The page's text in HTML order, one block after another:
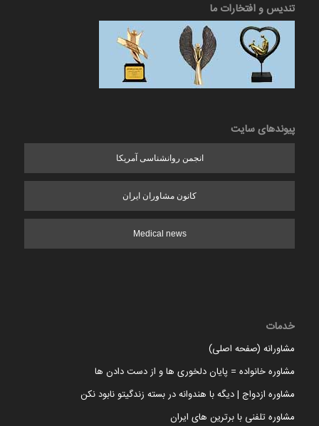
تندیس و افتخارات ما
پیوندهای سایت
انجمن روانشناسی آمریکا
کانون مشاوران ایران
Medical news
خدمات
مشاورانه (صفحه اصلی)
مشاوره خانواده = پایان دلخوری ها و از دست دادن ها
مشاوره ازدواج | دیگه با هندوانه در بسته زندگیتو نابود نکن
مشاوره تلفنی با برترین های ایران